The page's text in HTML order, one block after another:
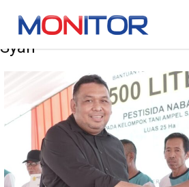
Tag: Dirjen Perkebunan
Syah